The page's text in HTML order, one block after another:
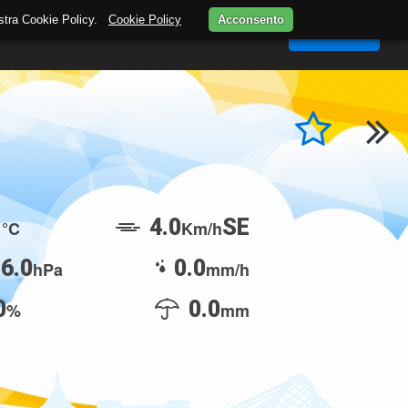
STAZIONI METEO WEBCAM
°C
hPa
%
4.0Km/hSE
0.0mm/h
0.0mm
Cookie Policy. Cookie Policy Acconsento